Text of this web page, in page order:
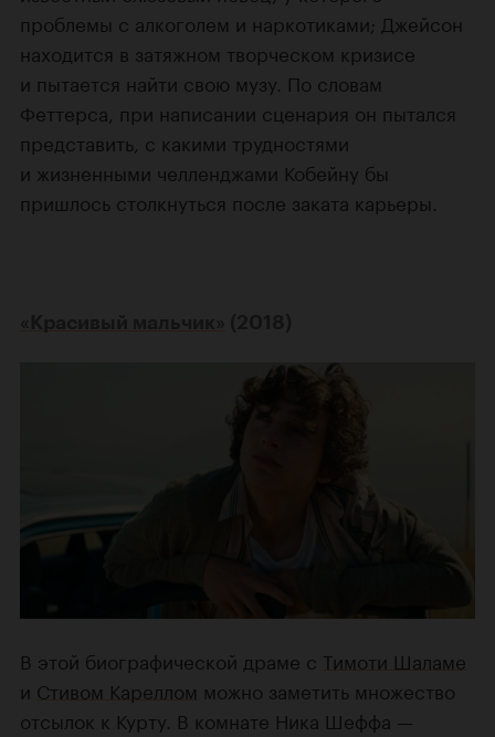
проблемы с алкоголем и наркотиками; Джейсон
находится в затяжном творческом кризисе
и пытается найти свою музу. По словам
Феттерса, при написании сценария он пытался
представить, с какими трудностями
и жизненными челленджами Кобейну бы
пришлось столкнуться после заката карьеры.
В этой биографической драме с Тимоти Шаламе
и Стивом Кареллом можно заметить множество
отсылок к Курту. В комнате Ника Шеффа —